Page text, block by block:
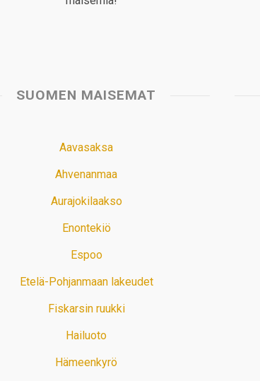
SUOMEN MAISEMAT
Aavasaksa
Ahvenanmaa
Aurajokilaakso
Enontekiö
Espoo
Etelä-Pohjanmaan lakeudet
Fiskarsin ruukki
Hailuoto
Hämeenkyrö